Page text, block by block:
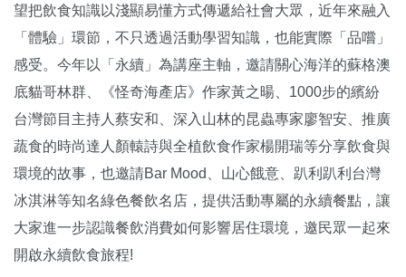
望把飲食知識以淺顯易懂方式傳遞給社會大眾，近年來融入
「體驗」環節，不只透過活動學習知識，也能實際「品嚐」
感受。今年以「永續」為講座主軸，邀請關心海洋的蘇格澳
底貓哥林群、《怪奇海產店》作家黃之暘、1000步的繽紛
台灣節目主持人蔡安和、深入山林的昆蟲專家廖智安、推廣
蔬食的時尚達人顏轅詩與全植飲食作家楊開瑞等分享飲食與
環境的故事，也邀請Bar Mood、山心餓意、趴利趴利台灣
冰淇淋等知名綠色餐飲名店，提供活動專屬的永續餐點，讓
大家進一步認識餐飲消費如何影響居住環境，邀民眾一起來
開啟永續飲食旅程!